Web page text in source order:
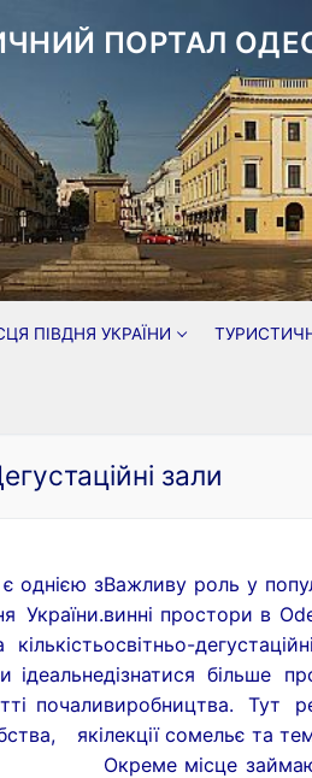
ПОРТАЛ
ПІВДНЯ УКРАЇНИ
області
зали
однією з
України.
ідеальне
почали
які
Важливу роль у
винні простори в
освітньо-
дізнатися більше
виробництва. Тут
лекції сомельє та
Окреме місце